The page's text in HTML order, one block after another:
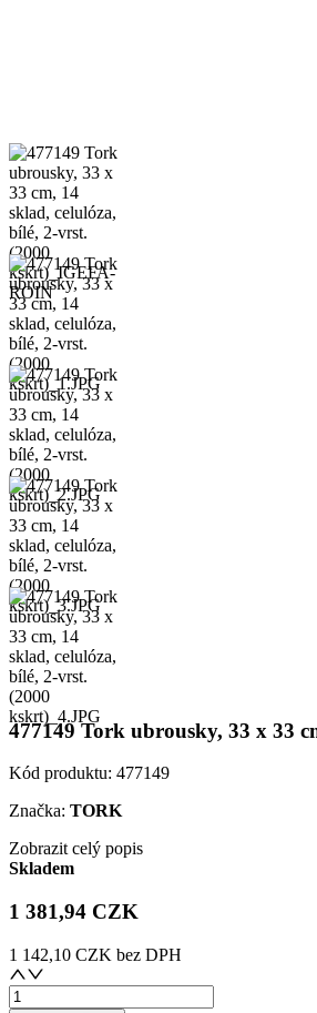
477149 Tork ubrousky, 33 x 33
Kód produktu: 477149
Značka: TORK
Zobrazit celý popis
Skladem
1 381,94 CZK
1 142,10 CZK bez DPH